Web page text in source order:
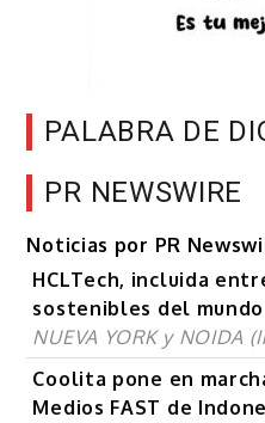
PALABRA DE
PR NEWSWIRE
Noticias por PR
HCLTech, incluida
sostenibles del
NUEVA YORK y NOIDA
Coolita pone en
Medios FAST de